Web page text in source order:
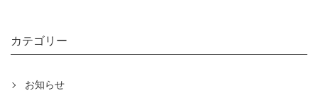
カテゴリー
お知らせ